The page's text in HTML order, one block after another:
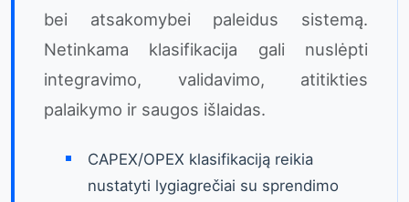
bei atsakomybei paleidus sistemą.
Netinkama klasifikacija gali nuslėpti
integravimo, validavimo, atitikties
palaikymo ir saugos išlaidas.
CAPEX/OPEX klasifikaciją reikia
nustatyti lygiagrečiai su sprendimo